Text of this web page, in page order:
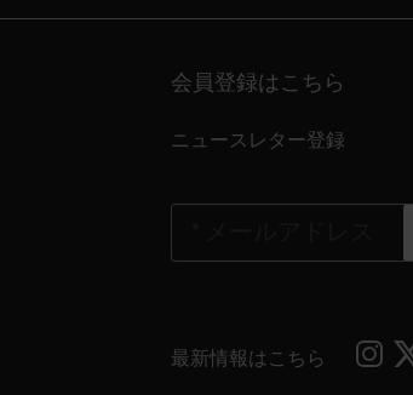
会員登録はこちら
ニュースレター登録
最新情報はこちら